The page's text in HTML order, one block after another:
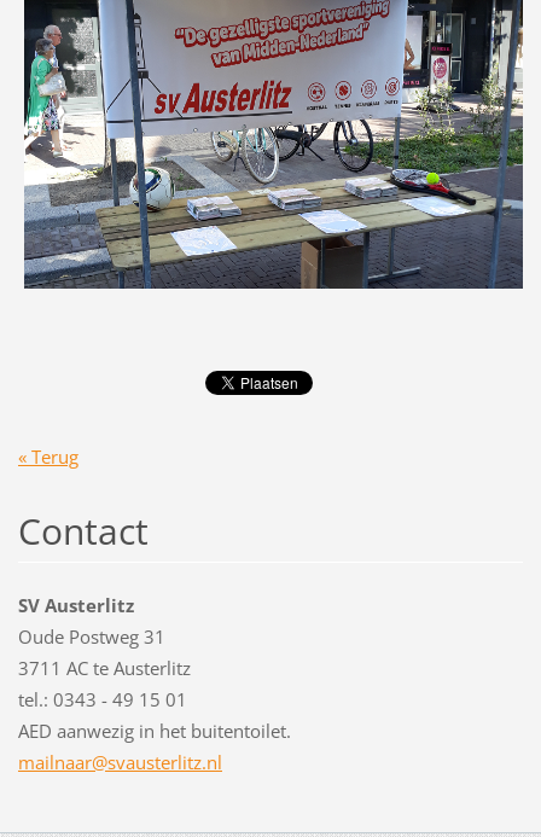
« Terug
Contact
SV Austerlitz
Oude Postweg 31
3711 AC te Austerlitz
tel.: 0343 - 49 15 01
AED aanwezig in het buitentoilet.
mailnaar@svausterlitz.nl